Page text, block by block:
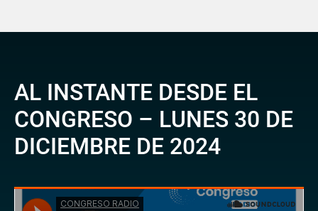
AL INSTANTE DESDE EL
CONGRESO – LUNES 30 DE
DICIEMBRE DE 2024